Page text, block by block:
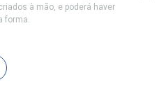
à mão, e poderá haver
forma.